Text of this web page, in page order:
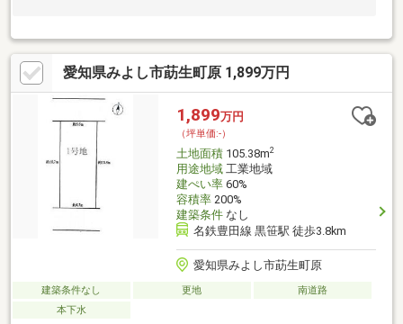
愛知県みよし市莇生町原 1,899万円
1,899万円
（坪単価:-）
土地面積105.38m2
用途地域工業地域
建ぺい率60%
容積率200%
建築条件なし
名鉄豊田線 黒笹駅 徒歩3.8km
愛知県みよし市莇生町原
建築条件なし 更地
南道路
本下水